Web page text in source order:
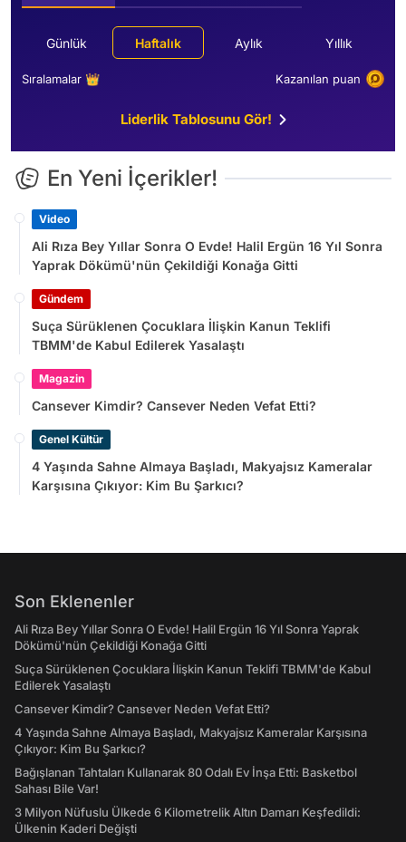
Günlük Haftalık Aylık Yıllık
Sıralamalar 👑 Kazanılan puan
Liderlik Tablosunu Gör!
En Yeni İçerikler!
Video
Ali Rıza Bey Yıllar Sonra O Evde! Halil Ergün 16 Yıl Sonra
Yaprak Dökümü'nün Çekildiği Konağa Gitti
Gündem
Suça Sürüklenen Çocuklara İlişkin Kanun Teklifi
TBMM'de Kabul Edilerek Yasalaştı
Magazin
Cansever Kimdir? Cansever Neden Vefat Etti?
Genel Kültür
4 Yaşında Sahne Almaya Başladı, Makyajsız Kameralar
Karşısına Çıkıyor: Kim Bu Şarkıcı?
Son Eklenenler
Ali Rıza Bey Yıllar Sonra O Evde! Halil Ergün 16 Yıl Sonra Yaprak
Dökümü'nün Çekildiği Konağa Gitti
Suça Sürüklenen Çocuklara İlişkin Kanun Teklifi TBMM'de Kabul
Edilerek Yasalaştı
Cansever Kimdir? Cansever Neden Vefat Etti?
4 Yaşında Sahne Almaya Başladı, Makyajsız Kameralar Karşısına
Çıkıyor: Kim Bu Şarkıcı?
Bağışlanan Tahtaları Kullanarak 80 Odalı Ev İnşa Etti: Basketbol
Sahası Bile Var!
3 Milyon Nüfuslu Ülkede 6 Kilometrelik Altın Damarı Keşfedildi:
Ülkenin Kaderi Değişti